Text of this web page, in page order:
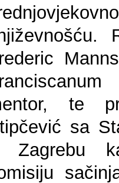
te
sa
Zagrebu